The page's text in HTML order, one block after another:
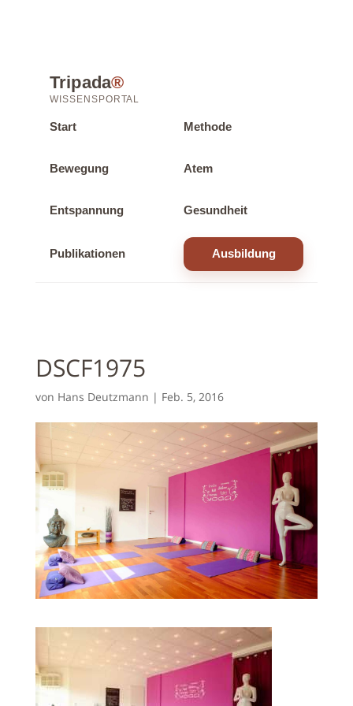
Tripada®
WISSENSPORTAL
Start Methode
Bewegung Atem
Entspannung Gesundheit
Publikationen Ausbildung
DSCF1975
von Hans Deutzmann | Feb. 5, 2016